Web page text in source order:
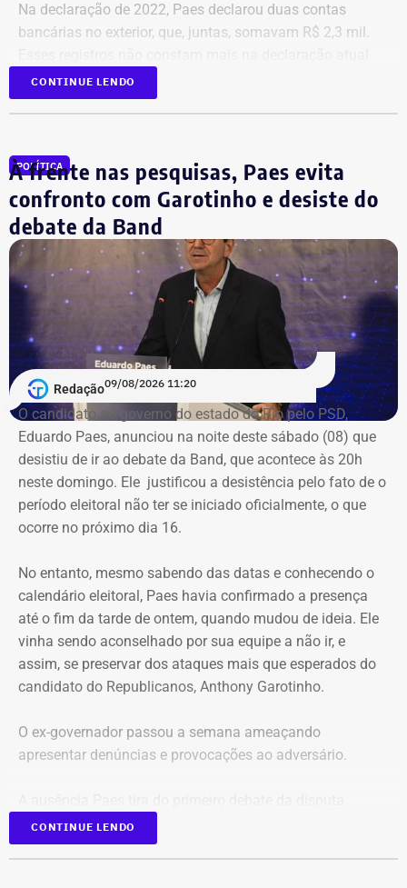
Na declaração de 2022, Paes declarou duas contas
bancárias no exterior, que, juntas, somavam R$ 2,3 mil.
Em contrapartida, houve aumento no número de contas
mantidas no Brasil: naquele ano, ele havia declarado
Declaração de bens de Eduardo Paes em 2026 — Foto:
Reprodução/Divulgacand
Declaração de bens de Eduardo Paes em 2024 — Foto:
Reprodução/Divulgacand
A relação de bens foi informada pelo próprio candidato à
Justiça Eleitoral durante o registro da candidatura. As
declarações são públicas e podem ser consultadas por
qualquer eleitor no sistema DivulgaCand, do Tribunal
Superior Eleitoral (TSE).
CONTINUE LENDO
POLÍTICA
À frente nas pesquisas, Paes evita
confronto com Garotinho e desiste do
debate da Band
Redação09/08/2026 11:20
O candidato ao governo do estado do Rio pelo PSD,
Eduardo Paes, anunciou na noite deste sábado (08) que
desistiu de ir ao debate da Band, que acontece às 20h
neste domingo. Ele justificou a desistência pelo fato de o
período eleitoral não ter se iniciado oficialmente, o que
ocorre no próximo dia 16.
No entanto, mesmo sabendo das datas e conhecendo o
calendário eleitoral, Paes havia confirmado a presença
até o fim da tarde de ontem, quando mudou de ideia. Ele
vinha sendo aconselhado por sua equipe a não ir, e
assim, se preservar dos ataques mais que esperados do
candidato do Republicanos, Anthony Garotinho.
O ex-governador passou a semana ameaçando
apresentar denúncias e provocações ao adversário.
estadual o primeiro colocado na corrida pelo Palácio
Guanabara, de acordo com as pesquisas de intenção de
CONTINUE LENDO